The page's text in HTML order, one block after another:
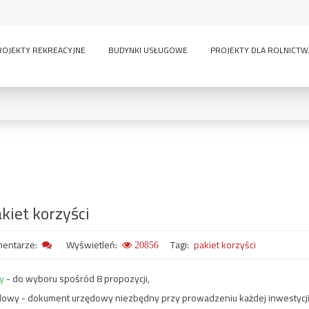
REKREACYJNE BUDYNKI USŁUGOWE PROJEKTY DLA
inwentarskie
sauna wielokondygnacyjny
GARAŻE:
korzyści
Wyświetleń: 20856 Tagi: pakiet korzyści
- do wyboru spośród 8 propozycji,
- dokument urzędowy niezbędny przy prowadzeniu każdej